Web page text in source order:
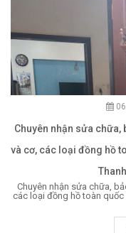
Chuyên nhận sửa
và cơ, các loại đồng hồ
Chuyên nhận sửa chữa,
các loại đồng hồ toàn